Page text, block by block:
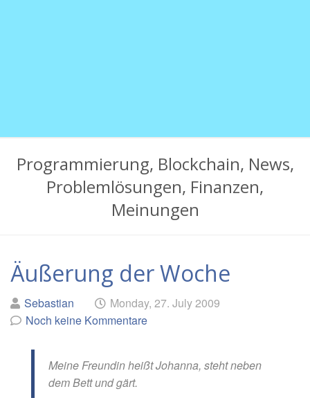
Programmierung, Blockchain, News,
Problemlösungen, Finanzen,
Meinungen
Äußerung der Woche
Geschrieben
von
Sebastian am Monday, 27. July 2009
Noch keine Kommentare
Meine Freundin heißt Johanna, steht neben
dem Bett und gärt.